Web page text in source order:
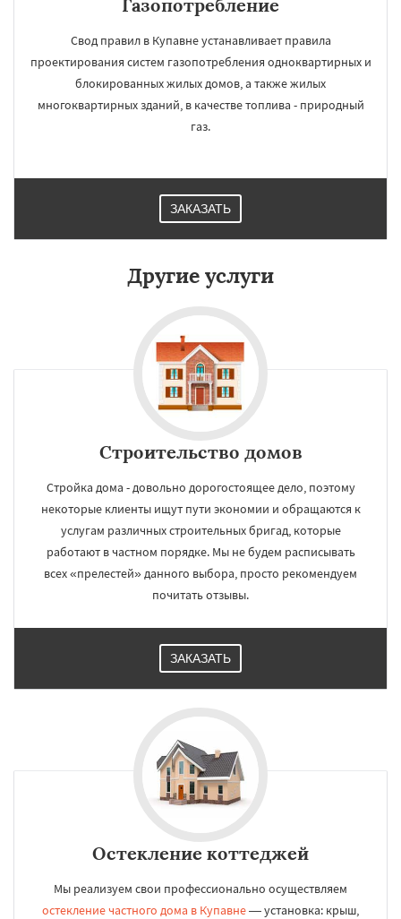
Газопотребление
Свод правил в Купавне устанавливает правила
проектирования систем газопотребления одноквартирных и
блокированных жилых домов, а также жилых
многоквартирных зданий, в качестве топлива - природный
газ.
ЗАКАЗАТЬ
Другие услуги
Строительство домов
Стройка дома - довольно дорогостоящее дело, поэтому
некоторые клиенты ищут пути экономии и обращаются к
услугам различных строительных бригад, которые
работают в частном порядке. Мы не будем расписывать
всех «прелестей» данного выбора, просто рекомендуем
почитать отзывы.
ЗАКАЗАТЬ
Остекление коттеджей
Мы реализуем свои профессионально осуществляем
остекление частного дома в Купавне— установка: крыш,